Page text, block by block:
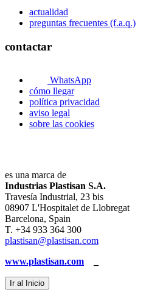
actualidad
preguntas frecuentes (f.a.q.)
contactar
WhatsApp
cómo llegar
política privacidad
aviso legal
sobre las cookies
es una marca de
Industrias Plastisan S.A.
Travesía Industrial, 23 bis
08907 L'Hospitalet de Llobregat
Barcelona, Spain
T. +34 933 364 300
plastisan@plastisan.com
www.plastisan.com
Ir al Inicio